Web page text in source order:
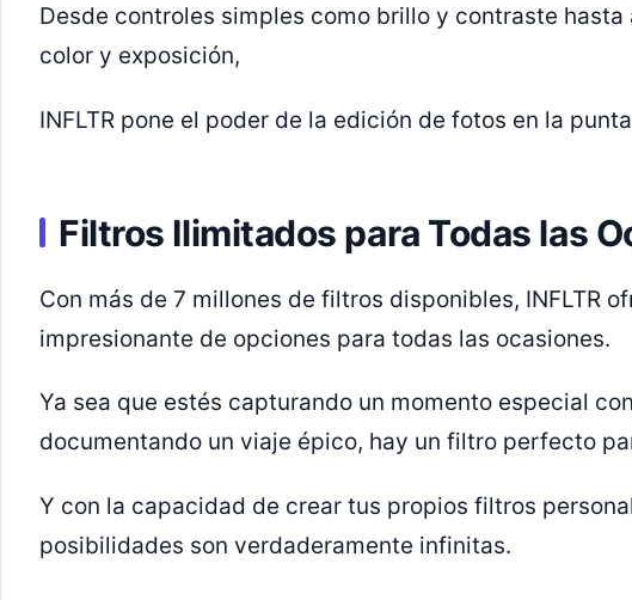
Desde controles simples como brillo y contraste hasta
color y exposición,
INFLTR pone el poder de la edición de fotos en la
Filtros Ilimitados para Todas las
Con más de 7 millones de filtros disponibles, INFLTR
impresionante de opciones para todas las ocasiones.
Ya sea que estés capturando un momento especial
documentando un viaje épico, hay un filtro perfecto
Y con la capacidad de crear tus propios filtros
posibilidades son verdaderamente infinitas.